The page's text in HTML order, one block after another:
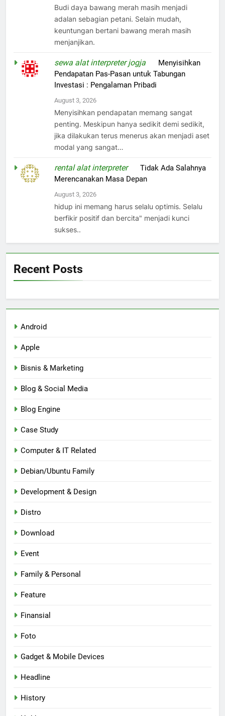
Budi daya bawang merah masih menjadi
adalan sebagian petani. Selain mudah,
keuntungan bertani bawang merah masih
menjanjikan.
sewa alat interpreter jogja
Menyisihkan
Pendapatan Pas-Pasan untuk Tabungan
Investasi : Pengalaman Pribadi
August 3, 2026
Menyisihkan pendapatan memang sangat
penting. Meskipun hanya sedikit demi sedikit,
jika dilakukan terus menerus akan menjadi aset
modal yang sangat…
rental alat interpreteronTidak Ada Salahnya
Merencanakan Masa Depan
August 3, 2026
hidup ini memang harus selalu optimis. Selalu
berfikir positif dan bercita" menjadi kunci
sukses..
Recent Posts
Android
Apple
Bisnis & Marketing
Blog & Social Media
Blog Engine
Case Study
Computer & IT Related
Debian/Ubuntu Family
Development & Design
Distro
Download
Event
Family & Personal
Feature
Finansial
Foto
Gadget & Mobile Devices
Headline
History